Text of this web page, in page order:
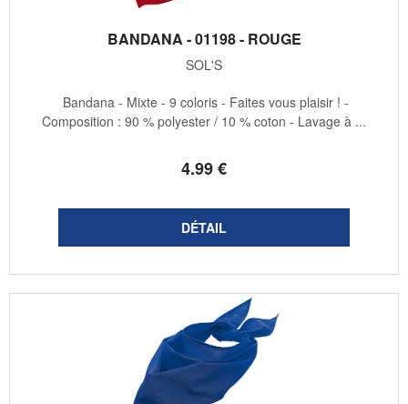
BANDANA - 01198 - ROUGE
SOL'S
4.99€
Bandana - Mixte - 9 coloris - Faites vous plaisir ! -
Composition : 90 % polyester / 10 % coton - Lavage à ...